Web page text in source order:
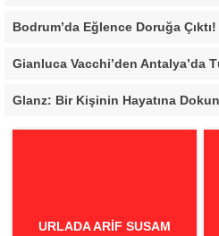
Bodrum’da Eğlence Doruğa Çıktı!
URLADA ARIF SUSAM